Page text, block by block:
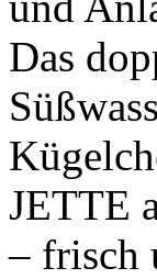
Das
JETTE
– frisch